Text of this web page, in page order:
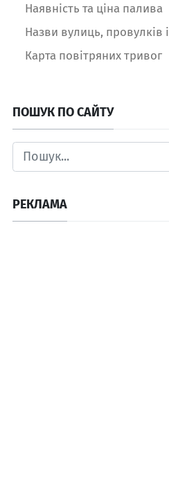
Наявність та ціна палива
Назви вулиць, провулків
Карта повітряних тривог
ПОШУК ПО САЙТУ
РЕКЛАМА